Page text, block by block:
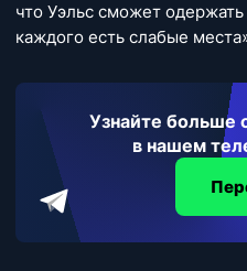
что Уэльс сможет
каждого есть слабые
Узнайте больше
в нашем